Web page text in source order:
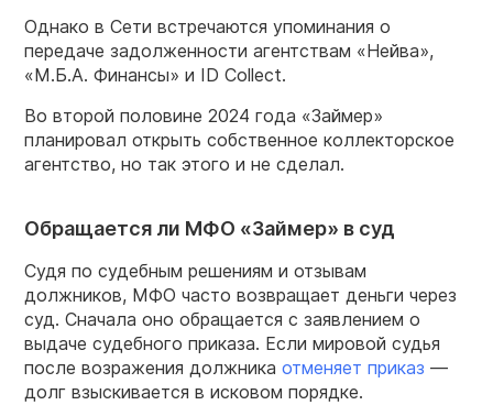
Однако в Сети встречаются упоминания о
передаче задолженности агентствам «Нейва»,
«М.Б.А. Финансы» и ID Collect.
Во второй половине 2024 года «Займер»
планировал открыть собственное коллекторское
агентство, но так этого и не сделал.
Обращается ли МФО «Займер» в суд
Судя по судебным решениям и отзывам
должников, МФО часто возвращает деньги через
суд. Сначала оно обращается с заявлением о
выдаче судебного приказа. Если мировой судья
после возражения должника отменяет приказ —
долг взыскивается в исковом порядке.